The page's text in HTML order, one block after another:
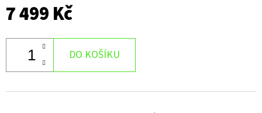
7 499 Kč
DO KOŠÍKU